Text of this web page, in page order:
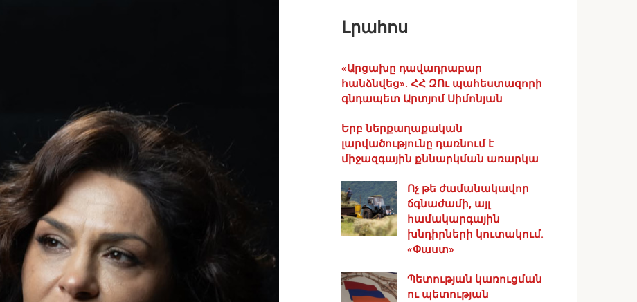
Լրահոս
«Արցախը դավադրաբար
հանձնվեց». ՀՀ ԶՈւ պահեստազորի
գնդապետ Արտյոմ Սիմոնյան
Երբ ներքաղաքական
լարվածությունը դառնում է
միջազգային քննարկման առարկա
Ոչ թե ժամանակավոր
ճգնաժամի, այլ
համակարգային
խնդիրների կուտակում.
«Փաստ»
Պետության կառուցման
ու պետության